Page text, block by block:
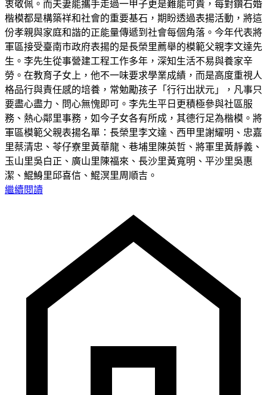
衷敬佩。而夫妻能攜手走過一甲子更是難能可貴，每對鑽石婚
楷模都是構築祥和社會的重要基石，期盼透過表揚活動，將這
份孝親與家庭和諧的正能量傳遞到社會每個角落。今年代表將
軍區接受臺南市政府表揚的是長榮里薦舉的模範父親李文達先
生。李先生從事營建工程工作多年，深知生活不易與養家辛
勞。在教育子女上，他不一味要求學業成績，而是高度重視人
格品行與責任感的培養，常勉勵孩子「行行出狀元」，凡事只
要盡心盡力、問心無愧即可。李先生平日更積極參與社區服
務、熱心鄰里事務，如今子女各有所成，其德行足為楷模。將
軍區模範父親表揚名單：長榮里李文達、西甲里謝耀明、忠嘉
里蔡清忠、苓仔寮里黃華龍、巷埔里陳英哲、將軍里黃靜義、
玉山里吳白正、廣山里陳福來、長沙里黃寬明、平沙里吳惠
潔、鯤鯓里邱喜信、鯤溟里周順吉。
繼續閱讀